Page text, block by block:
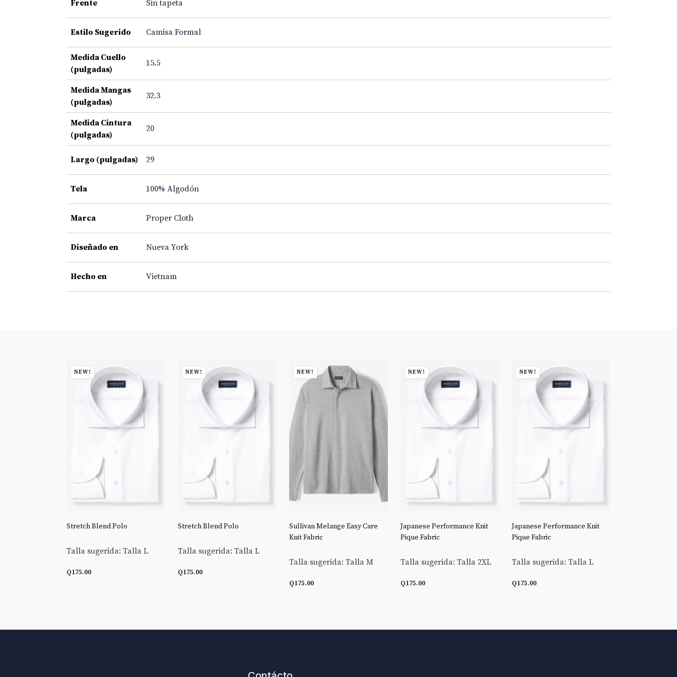
Frente Sin tapeta
Estilo Sugerido Camisa Formal
Medida Cuello
(pulgadas)
15.5
Medida Mangas
(pulgadas)
32.3
Medida Cintura
(pulgadas)
20
Largo (pulgadas) 29
Tela 100% Algodón
Marca Proper Cloth
Diseñado en Nueva York
Hecho en Vietnam
NEW!
Stretch Blend Polo
Talla sugerida: Talla L
Q175.00
NEW!
Stretch Blend Polo
Talla sugerida: Talla L
Q175.00
NEW!
Sullivan Melange Easy Care
Knit Fabric
Talla sugerida: Talla M
Q175.00
NEW!
Japanese Performance Knit
Pique Fabric
Talla sugerida: Talla 2XL
Q175.00
NEW!
Japanese Performance Knit
Pique Fabric
Talla sugerida: Talla L
Q175.00